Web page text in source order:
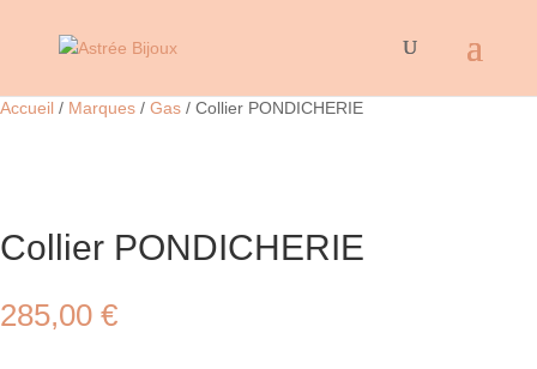
Accueil / Marques / Gas / Collier PONDICHERIE
Collier PONDICHERIE
285,00 €